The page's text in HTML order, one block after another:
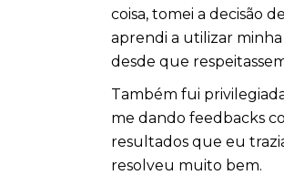
coisa, tomei a decisão
aprendi a utilizar
desde que
Também fui
me dando feedbacks
resultados que eu
resolveu muito bem.